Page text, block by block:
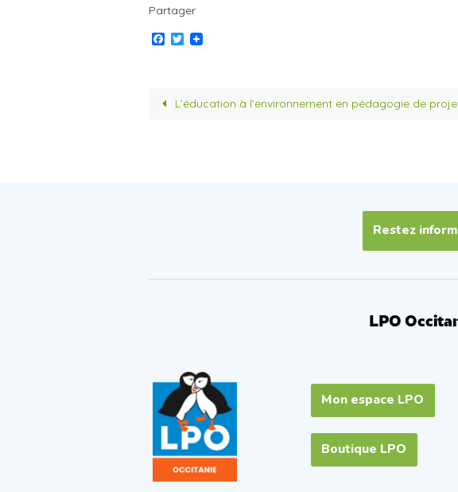
Partager
F
o
T
e
L’éducation à l’environnement en pédagogie de
Restez
LPO
Mon espace LPO
Boutique LPO